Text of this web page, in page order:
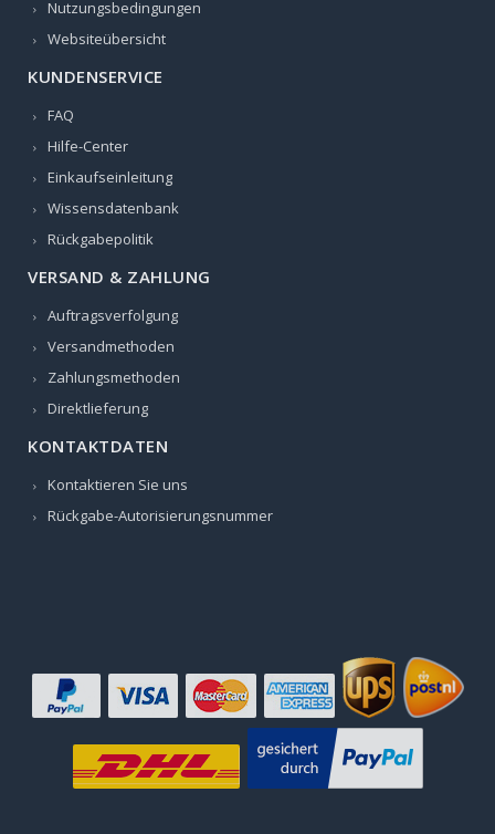
Nutzungsbedingungen
Websiteübersicht
KUNDENSERVICE
FAQ
Hilfe-Center
Einkaufseinleitung
Wissensdatenbank
Rückgabepolitik
VERSAND & ZAHLUNG
Auftragsverfolgung
Versandmethoden
Zahlungsmethoden
Direktlieferung
KONTAKTDATEN
Kontaktieren Sie uns
Rückgabe-Autorisierungsnummer